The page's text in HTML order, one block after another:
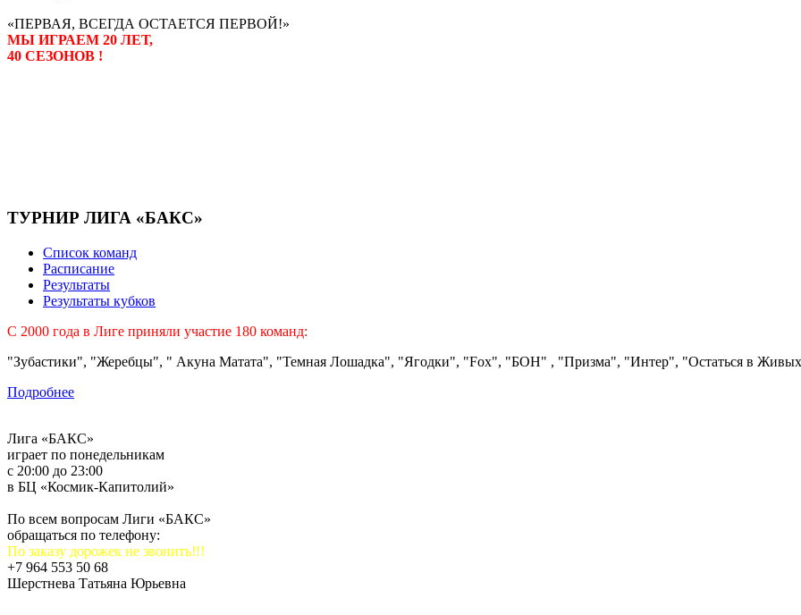
«ПЕРВАЯ, ВСЕГДА ОСТАЕТСЯ ПЕРВОЙ!»
МЫ ИГРАЕМ 20 ЛЕТ,
40 СЕЗОНОВ !
ТУРНИР ЛИГА «БАКС»
Список команд
Расписание
Результаты
Результаты кубков
C 2000 года в Лиге приняли участие 180 команд:
"Зубастики", "Жеребцы", " Акуна Матата", "Темная Лошадка", "Ягодки", "Fох", "БОН" , "Призма", "Интер", "Остаться в
Подробнее
Лига «БАКС»
играет по понедельникам
с 20:00 до 23:00
в БЦ «Космик-Капитолий»
По всем вопросам Лиги «БАКС»
обращаться по телефону:
По заказу дорожек не звонить!!!
+7 964 553 50 68
Шерстнева Татьяна Юрьевна